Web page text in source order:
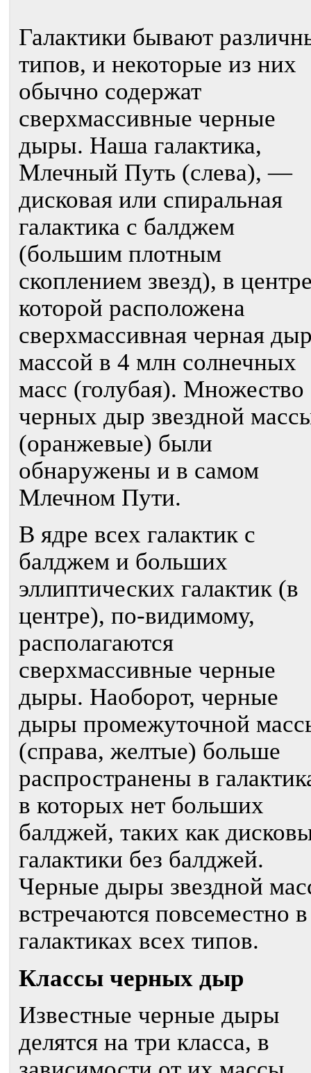
Галактики бывают
типов, и некоторые из них
обычно содержат
сверхмассивные черные
дыры. Наша галактика,
Млечный Путь (слева), —
дисковая или спиральная
галактика с балджем
(большим плотным
скоплением звезд), в
которой расположена
сверхмассивная черная
массой в 4 млн солнечных
масс (голубая). Множество
черных дыр звездной
(оранжевые) были
обнаружены и в самом
Млечном Пути.
В ядре всех галактик с
балджем и больших
эллиптических галактик (в
центре), по-видимому,
располагаются
сверхмассивные черные
дыры. Наоборот, черные
дыры промежуточной
(справа, желтые) больше
распространены в
в которых нет больших
балджей, таких как
галактики без балджей.
Черные дыры звездной
встречаются повсеместно в
галактиках всех типов.
Классы черных дыр
Известные черные дыры
делятся на три класса, в